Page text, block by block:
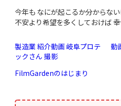
今年も なにが起こるか分からな
不安より希望を多くしておけば
製造業 紹介動画 岐阜プロテ
ックさん 撮影
動
FilmGardenのはじまり